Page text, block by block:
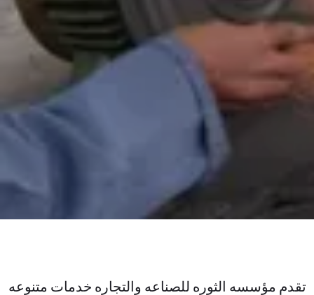
تقدم مؤسسه الثوره للصناعه والتجاره خدمات متنوعه